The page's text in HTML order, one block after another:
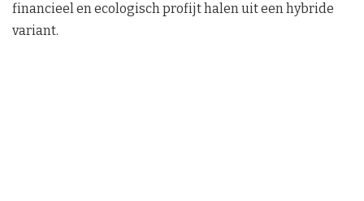
financieel en ecologisch profijt halen uit een hybride
variant.